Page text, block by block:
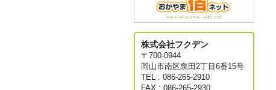
株式会社フクデン
〒700-0944
岡山市南区泉田2丁目6番15号
TEL : 086-265-2910
FAX : 086-265-2930